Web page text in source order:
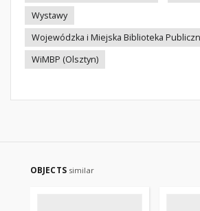
Wystawy
Wojewódzka i Miejska Biblioteka
WiMBP (Olsztyn)
OBJECTS similar